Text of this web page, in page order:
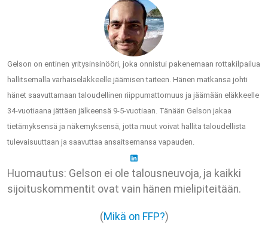
Gelson on entinen yritysinsinööri, joka onnistui pakenemaan rottakilpailua
hallitsemalla varhaiseläkkeelle jäämisen taiteen. Hänen matkansa johti
hänet saavuttamaan taloudellinen riippumattomuus ja jäämään eläkkeelle
34-vuotiaana jättäen jälkeensä 9-5-vuotiaan. Tänään Gelson jakaa
tietämyksensä ja näkemyksensä, jotta muut voivat hallita taloudellista
tulevaisuuttaan ja saavuttaa ansaitsemansa vapauden.
Huomautus: Gelson ei ole talousneuvoja, ja kaikki
sijoituskommentit ovat vain hänen mielipiteitään.
(Mikä on FFP?)